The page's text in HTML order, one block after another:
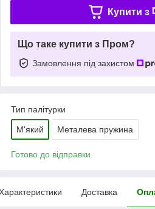
Купити з
Що таке купити з Пром?
Замовлення під захистом
Тип палітурки
М'який Металева пружина
Готово до відправки
Доставка